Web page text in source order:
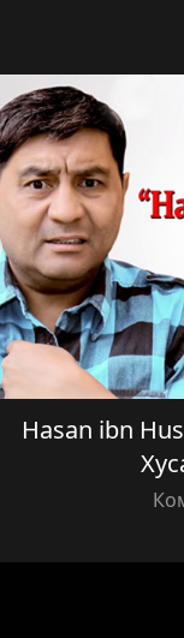
Hasan ibn